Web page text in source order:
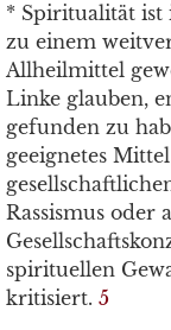
* Spiritualität ist
zu einem
Allheilmittel
Linke glauben,
gefunden zu
geeignetes
Rassismus oder
spirituellen
kritisiert. 5